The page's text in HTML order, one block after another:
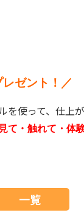
ゼント！／
使って、仕上
て ・ 触れて・ 体
一覧